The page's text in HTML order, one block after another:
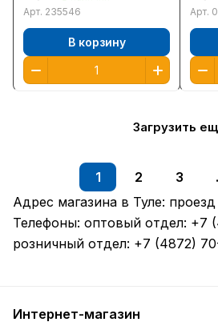
Арт. 235546
В корзину
Арт.
Загрузить
1 2 3
Адрес магазина в Туле:
Телефоны: оптовый отдел: +7
розничный отдел: +7 (4872)
Интернет-магазин